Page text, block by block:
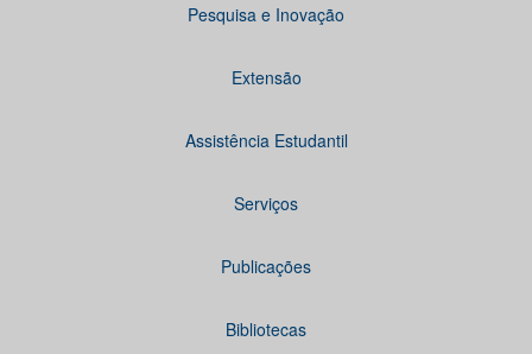
Pesquisa e Inovação
Extensão
Assistência Estudantil
Serviços
Publicações
Bibliotecas